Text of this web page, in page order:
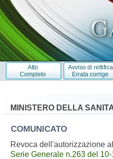
Atto
Completo
Avviso di rettifica
Errata corrige
MINISTERO DELLA
COMUNICATO
Revoca dell'autorizzazione
Serie Generale n.263 del